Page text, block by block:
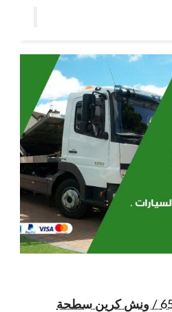
ونش الرقة / 65557275 / ونش كرين سطحة